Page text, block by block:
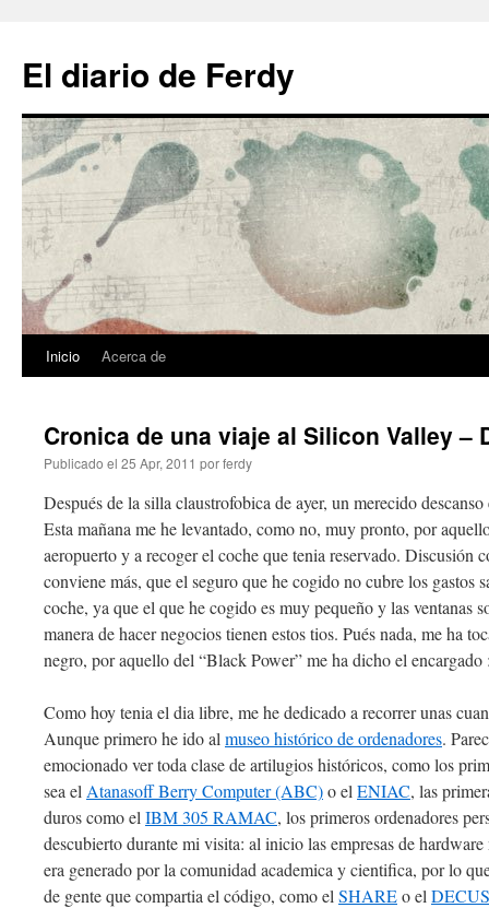
El diario de Ferdy
Inicio Acerca de
Cronica de una viaje al Silicon Valley –
Publicado el 25 Apr, 2011 porferdy
Después de la silla claustrofobica de ayer, un merecido
Esta mañana me he levantado, como no, muy pronto, por
aeropuerto y a recoger el coche que tenia reservado. Discusión
conviene más, que el seguro que he cogido no cubre los gastos
coche, ya que el que he cogido es muy pequeño y las ventanas
manera de hacer negocios tienen estos tios. Pués nada, me ha
negro, por aquello del “Black Power” me ha dicho el encargado
Como hoy tenia el dia libre, me he dedicado a recorrer unas
Aunque primero he ido al museo histórico de ordenadores.
emocionado ver toda clase de artilugios históricos, como los
sea el Atanasoff Berry Computer (ABC)o el ENIAC, las
duros como el IBM 305 RAMAC, los primeros ordenadores
descubierto durante mi visita: al inicio las empresas de
era generado por la comunidad academica y cientifica, por lo
de gente que compartia el código, como el SHAREo el DECUS